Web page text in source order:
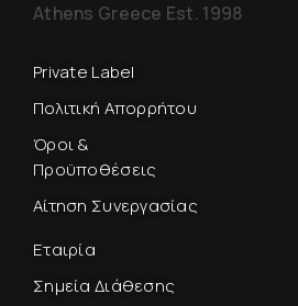
Athens Greece Est. 1998
Private Label
Πολιτική Απορρήτου
Όροι &
Προϋποθέσεις
Αίτηση Συνεργασίας
Εταιρία
Σημεία Διάθεσης